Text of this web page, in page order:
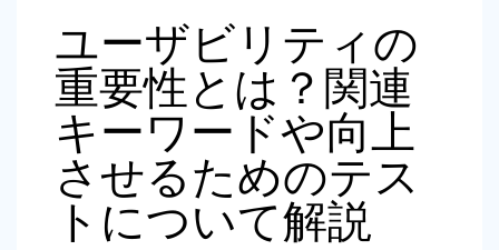
ユーザビリティの
重要性とは？関連
キーワードや向上
させるためのテス
トについて解説